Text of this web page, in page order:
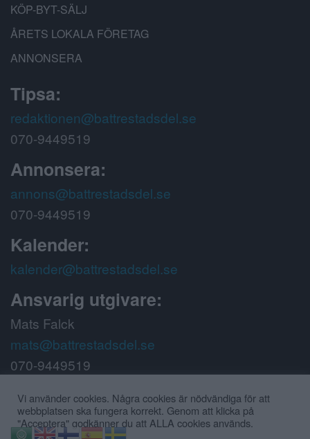
KÖP-BYT-SÄLJ
ÅRETS LOKALA FÖRETAG
ANNONSERA
Tipsa:
redaktionen@battrestadsdel.se
070-9449519
Annonsera:
annons@battrestadsdel.se
070-9449519
Kalender:
kalender@battrestadsdel.se
Ansvarig utgivare:
Mats Falck
mats@battrestadsdel.se
070-9449519
Följ oss på:
Vi använder cookies. Några cookies är nödvändiga för att
webbplatsen ska fungera korrekt. Genom att klicka på
"Acceptera" godkänner du att ALLA cookies används.